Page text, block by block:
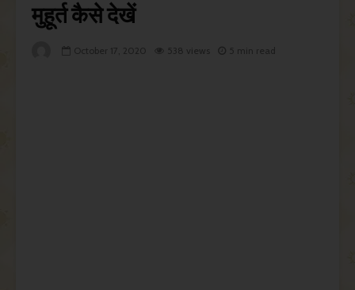
मुहूर्त कैसे देखें
October 17, 2020 538 views 5 min read